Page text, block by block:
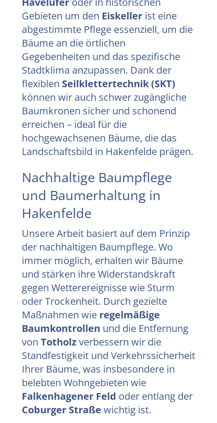
Gebieten um den Eiskellerist eine
abgestimmte Pflege essenziell, um die
Bäume an die örtlichen
Gegebenheiten und das spezifische
Stadtklima anzupassen. Dank der
flexiblen Seilklettertechnik (SKT)
können wir auch schwer zugängliche
Baumkronen sicher und schonend
erreichen – ideal für die
hochgewachsenen Bäume, die das
Landschaftsbild in Hakenfelde prägen.
Nachhaltige Baumpflege
und Baumerhaltung in
Hakenfelde
Unsere Arbeit basiert auf dem Prinzip
der nachhaltigen Baumpflege. Wo
immer möglich, erhalten wir Bäume
und stärken ihre Widerstandskraft
gegen Wetterereignisse wie Sturm
oder Trockenheit. Durch gezielte
Maßnahmen wie regelmäßige
Baumkontrollen und die Entfernung
von Totholzverbessern wir die
Standfestigkeit und Verkehrssicherheit
Ihrer Bäume, was insbesondere in
belebten Wohngebieten wie
Falkenhagener Feld oder entlang der
Coburger Straße wichtig ist.